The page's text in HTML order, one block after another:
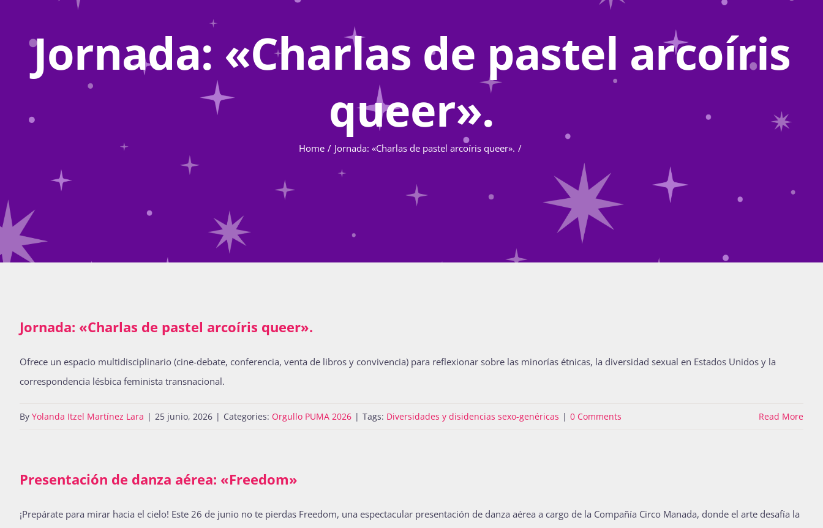
Jornada: «Charlas de pastel arcoíris
queer».
Home Jornada: «Charlas de pastel arcoíris queer».
Jornada: «Charlas de pastel arcoíris queer».
Ofrece un espacio multidisciplinario (cine-debate, conferencia, venta de libros y convivencia) para reflexionar sobre las minorías étnicas, la diversidad sexual en Estados Unidos y la
correspondencia lésbica feminista transnacional.
By Yolanda Itzel Martínez Lara | 25 junio, 2026 | Categories: Orgullo PUMA 2026 | Tags: Diversidades y disidencias sexo-genéricas | 0 Comments Read More
Presentación de danza aérea: «Freedom»
¡Prepárate para mirar hacia el cielo! Este 26 de junio no te pierdas Freedom, una espectacular presentación de danza aérea a cargo de la Compañía Circo Manada, donde el arte desafía la